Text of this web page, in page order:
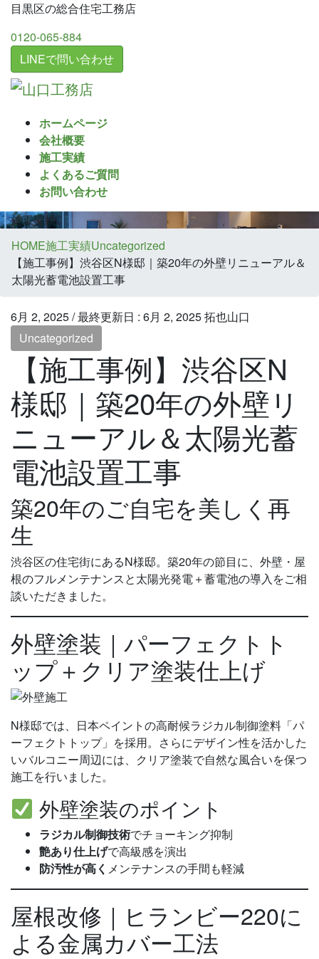
目黒区の総合住宅工務店
0120-065-884
LINEで問い合わせ
ホームページ
会社概要
施工実績
よくあるご質問
お問い合わせ
施工実績
HOME施工実績Uncategorized
【施工事例】渋谷区N様邸｜築20年の外壁リニューアル＆
太陽光蓄電池設置工事
6月 2, 2025/ 最終更新日 : 6月 2, 2025拓也山口
Uncategorized
【施工事例】渋谷区N
様邸｜築20年の外壁リ
ニューアル＆太陽光蓄
電池設置工事
築20年のご自宅を美しく再
生
渋谷区の住宅街にあるN様邸。築20年の節目に、外壁・屋
根のフルメンテナンスと太陽光発電＋蓄電池の導入をご相
談いただきました。
外壁塗装｜パーフェクトト
ップ＋クリア塗装仕上げ
N様邸では、日本ペイントの高耐候ラジカル制御塗料「パ
ーフェクトトップ」を採用。さらにデザイン性を活かした
いバルコニー周辺には、クリア塗装で自然な風合いを保つ
施工を行いました。
外壁塗装のポイント
ラジカル制御技術でチョーキング抑制
艶あり仕上げで高級感を演出
防汚性が高く メンテナンスの手間も軽減
屋根改修｜ヒランビー220に
よる金属カバー工法